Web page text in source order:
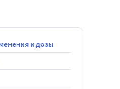
и дозы